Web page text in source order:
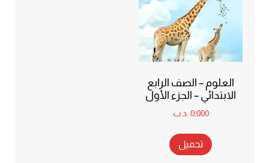
العلوم – الصف الرابع
الابتدائي – الجزء الأول
0,000 .د.ب
تحميل